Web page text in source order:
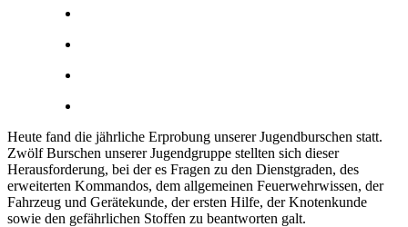
Heute fand die jährliche Erprobung unserer Jugendburschen statt.
Zwölf Burschen unserer Jugendgruppe stellten sich dieser
Herausforderung, bei der es Fragen zu den Dienstgraden, des
erweiterten Kommandos, dem allgemeinen Feuerwehrwissen, der
Fahrzeug und Gerätekunde, der ersten Hilfe, der Knotenkunde
sowie den gefährlichen Stoffen zu beantworten galt.